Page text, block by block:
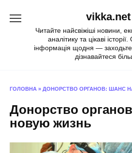
vikka.net
Читайте найсвіжіші новини,
аналітику та цікаві
інформація щодня —
дізнавайтеся
ГОЛОВНА » ДОНОРСТВО ОРГАНОВ: ШАНС
Донорство
новую жизнь